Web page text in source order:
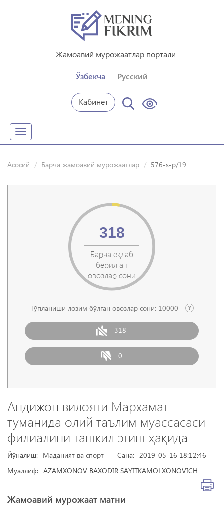
Жамоавий мурожаатлар портали
Ўзбекча Русский
Кабинет
Toggle
navigation
Асосий Барча жамоавий мурожаатлар 576-s-p/19
Барча ёқлаб
берилган
овозлар сони
318
Тўпланиши лозим бўлган овозлар сони: 10000
318
0
Андижон вилояти Мархамат
туманида олий таълим муассасаси
филиалини ташкил этиш ҳақида
Йўналиш: Маданият ва спорт Сана: 2019-05-16 18:12:46
Муаллиф: AZAMXONOV BAXODIR SAYITKAMOLXONOVICH
Жамоавий мурожаат матни